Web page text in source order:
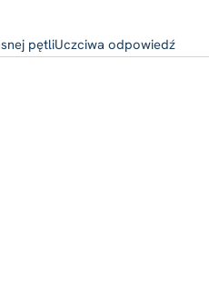
pętliUczciwa odpowiedź